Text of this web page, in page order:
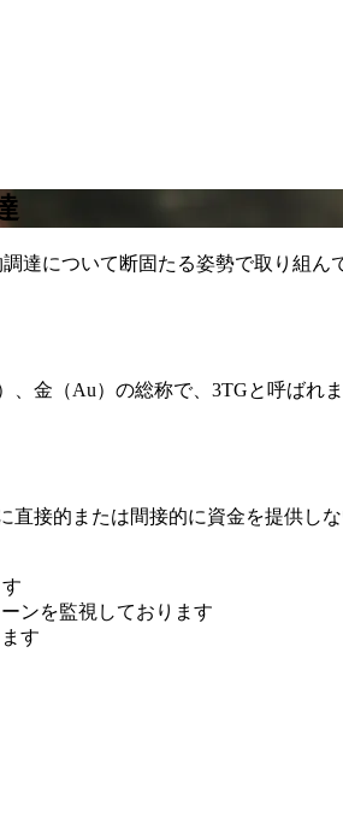
達について断固たる姿勢で取り組
、金（Au）の総称で、3TGと呼ば
接的または間接的に資金を提供し
ンを監視しております
す